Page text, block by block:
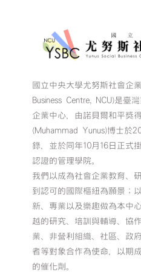
國立中央大學尤努斯社會企
Business Centre, NCU)是臺
企業中心，由諾貝爾和平獎
(Muhammad Yunus)博士於
錄，並於同年10月16日正式
認證的管理學院。
我們以成為社會企業教育、
到認可的國際樞紐為願景；
新、專業以及樂趣做為本中
越的研究、培訓與輔導、協
業、非營利組織、社區、政
者等對象合作為使命，以期
的催化劑。